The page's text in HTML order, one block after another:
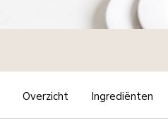
Overzicht Ingrediënten